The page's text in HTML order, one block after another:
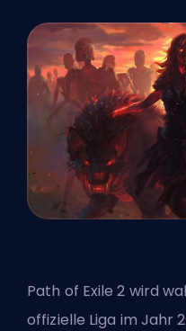
Path of Exile 2 wird
offizielle Liga im Jahr